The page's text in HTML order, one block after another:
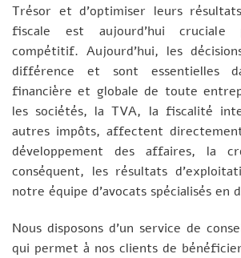
Trésor et d’optimiser leurs
fiscale est aujourd’hui
compétitif. Aujourd’hui, les
différence et sont essentielles
financière et globale de toute
les sociétés, la TVA, la fiscalité
autres impôts, affectent
développement des affaires, la
conséquent, les résultats
notre équipe d’avocats spécialisés en
Nous disposons d’un service de
qui permet à nos clients de